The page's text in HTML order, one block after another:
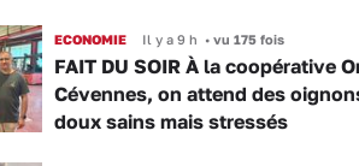
ECONOMIE Il y a 9 h •vu 175 fois
FAIT DU SOIR À la coopérative
Cévennes, on attend des
doux sains mais stressés